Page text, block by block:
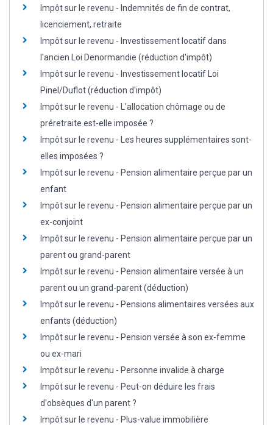
Impôt sur le revenu - Indemnités de fin de contrat,
licenciement, retraite
Impôt sur le revenu - Investissement locatif dans
l'ancien Loi Denormandie (réduction d'impôt)
Impôt sur le revenu - Investissement locatif Loi
Pinel/Duflot (réduction d'impôt)
Impôt sur le revenu - L'allocation chômage ou de
préretraite est-elle imposée ?
Impôt sur le revenu - Les heures supplémentaires sont-
elles imposées ?
Impôt sur le revenu - Pension alimentaire perçue par un
enfant
Impôt sur le revenu - Pension alimentaire perçue par un
ex-conjoint
Impôt sur le revenu - Pension alimentaire perçue par un
parent ou grand-parent
Impôt sur le revenu - Pension alimentaire versée à un
parent ou un grand-parent (déduction)
Impôt sur le revenu - Pensions alimentaires versées aux
enfants (déduction)
Impôt sur le revenu - Pension versée à son ex-femme
ou ex-mari
Impôt sur le revenu - Personne invalide à charge
Impôt sur le revenu - Peut-on déduire les frais
d'obsèques d'un parent ?
Impôt sur le revenu - Plus-value immobilière